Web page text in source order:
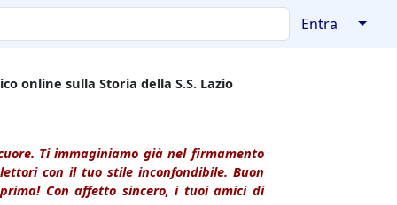
Entra ↓
online sulla Storia della S.S. Lazio
Ti immaginiamo già nel firmamento
con il tuo stile inconfondibile. Buon
Con affetto sincero, i tuoi amici di